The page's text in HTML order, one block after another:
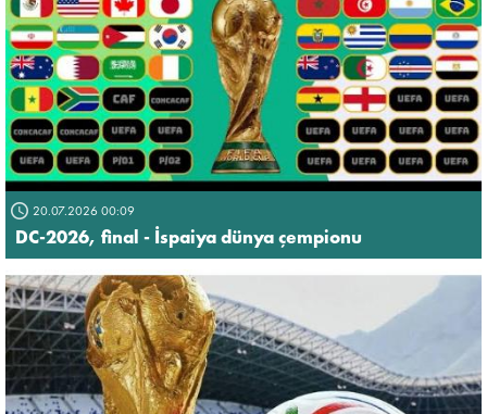
20.07.2026 00:09
DC-2026, final - İspaiya dünya çempionu